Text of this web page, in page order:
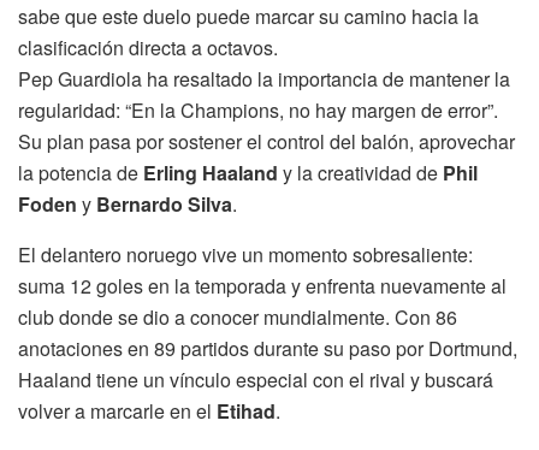
sabe que este duelo puede marcar su camino hacia la
clasificación directa a octavos.
Pep Guardiola ha resaltado la importancia de mantener la
regularidad: “En la Champions, no hay margen de error”.
Su plan pasa por sostener el control del balón, aprovechar
la potencia de Erling Haaland y la creatividad de Phil
Foden y Bernardo Silva.
El delantero noruego vive un momento sobresaliente:
suma 12 goles en la temporada y enfrenta nuevamente al
club donde se dio a conocer mundialmente. Con 86
anotaciones en 89 partidos durante su paso por Dortmund,
Haaland tiene un vínculo especial con el rival y buscará
volver a marcarle en el Etihad.